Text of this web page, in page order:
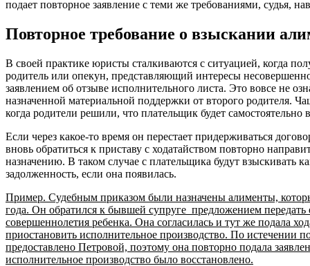
подает повторное заявление с теми же требованиями, судья,
Повторное требование о взыскании
В своей практике юристы сталкиваются с ситуацией, когда
родитель или опекун, представляющий интересы
заявлением об отзыве исполнительного листа. Это вовсе не
назначенной материальной поддержки от второго родителя.
когда родители решили, что плательщик будет
Если через какое-то время он перестает придерживаться
вновь обратиться к приставу с ходатайством повторно
назначению. В таком случае с плательщика будут взыскивать
задолженность, если она появилась.
Пример. Судебным приказом были назначены алименты,
года. Он обратился к бывшей супруге предложением передать
совершеннолетия ребенка. Она согласилась и тут же подала
приостановить исполнительное производство. По истечении
предоставлено Петровой, поэтому она повторно подала
исполнительное производство было восстановлено.